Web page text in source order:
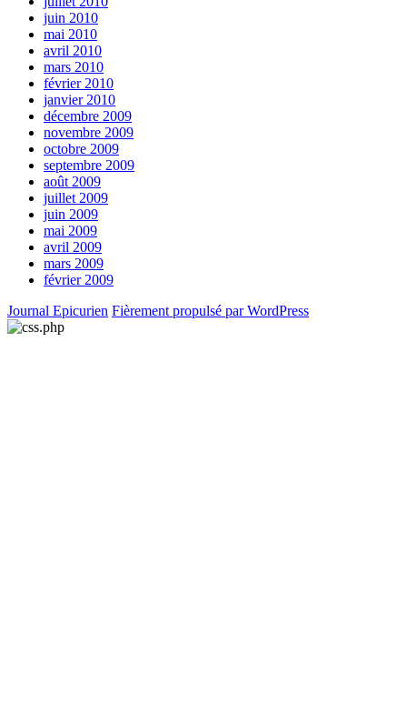
juin 2010
mai 2010
avril 2010
mars 2010
février 2010
janvier 2010
décembre 2009
novembre 2009
octobre 2009
septembre 2009
août 2009
juillet 2009
juin 2009
mai 2009
avril 2009
mars 2009
février 2009
Journal Epicurien Fièrement propulsé par WordPress